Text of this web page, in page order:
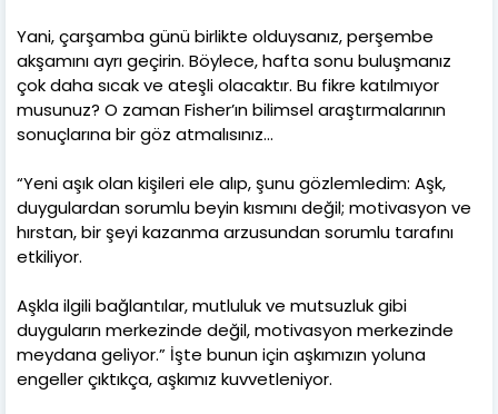
Yani, çarşamba günü birlikte olduysanız, perşembe
akşamını ayrı geçirin. Böylece, hafta sonu buluşmanız
çok daha sıcak ve ateşli olacaktır. Bu fikre katılmıyor
musunuz? O zaman Fisher’ın bilimsel araştırmalarının
sonuçlarına bir göz atmalısınız…
“Yeni aşık olan kişileri ele alıp, şunu gözlemledim: Aşk,
duygulardan sorumlu beyin kısmını değil; motivasyon ve
hırstan, bir şeyi kazanma arzusundan sorumlu tarafını
etkiliyor.
Aşkla ilgili bağlantılar, mutluluk ve mutsuzluk gibi
duyguların merkezinde değil, motivasyon merkezinde
meydana geliyor.” İşte bunun için aşkımızın yoluna
engeller çıktıkça, aşkımız kuvvetleniyor.